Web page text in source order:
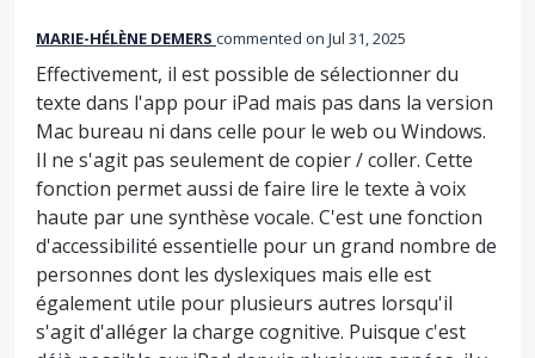
MARIE-HÉLÈNE DEMERS commented Jul 31, 2025
Effectivement, il est possible de sélectionner du
texte dans l'app pour iPad mais pas dans la version
Mac bureau ni dans celle pour le web ou Windows.
Il ne s'agit pas seulement de copier / coller. Cette
fonction permet aussi de faire lire le texte à voix
haute par une synthèse vocale. C'est une fonction
d'accessibilité essentielle pour un grand nombre de
personnes dont les dyslexiques mais elle est
également utile pour plusieurs autres lorsqu'il
s'agit d'alléger la charge cognitive. Puisque c'est